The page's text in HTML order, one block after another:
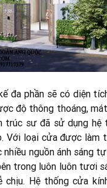
đa phần sẽ có diện
độ thông thoáng,
trúc sư đã sử dụng hệ
Với loại cửa được làm
nguồn ánh sáng
trong luôn luôn tươi
chịu. Hệ thống cửa